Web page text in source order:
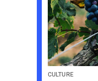
CULTURE